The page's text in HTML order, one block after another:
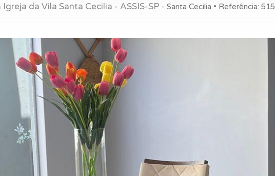
Igreja da Vila Santa Cecilia - ASSIS-SP - Santa Cecilia • Referência: 515